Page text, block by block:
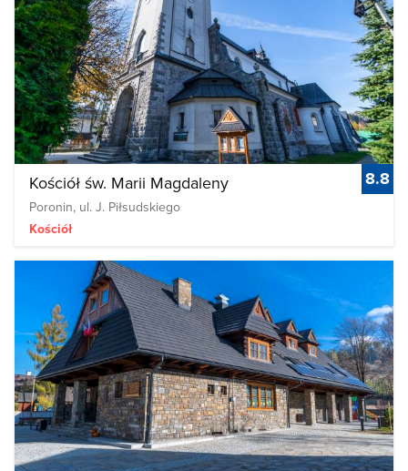
Kościół św. Marii Magdaleny
Poronin, ul. J. Piłsudskiego
Kościół
8.8